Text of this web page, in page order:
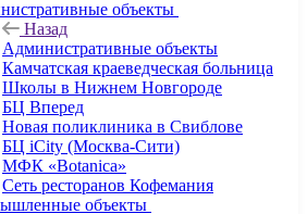
объекты
Назад
Административные объекты
Камчатская краеведческая больница
Школы в Нижнем Новгороде
БЦ Вперед
Новая поликлиника в Свиблове
БЦ iCity (Москва-Сити)
МФК «Botanica»
Сеть ресторанов Кофемания
объекты